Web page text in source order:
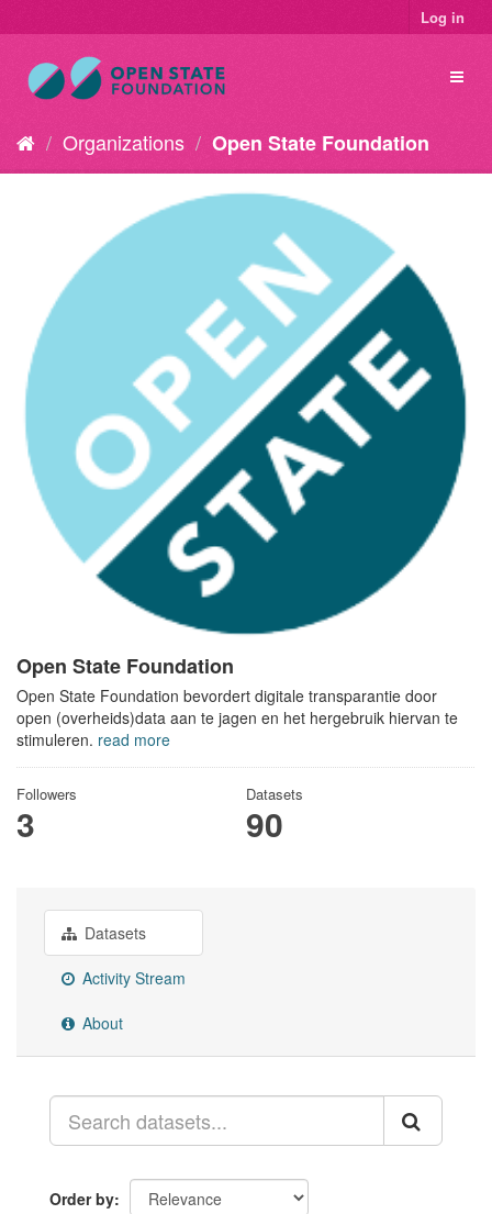
Log in
Organizations Open State Foundation
Open State Foundation
Open State Foundation bevordert digitale transparantie door
open (overheids)data aan te jagen en het hergebruik hiervan te
stimuleren. read more
Followers
3
Datasets
90
Datasets
Activity Stream
About
Order by